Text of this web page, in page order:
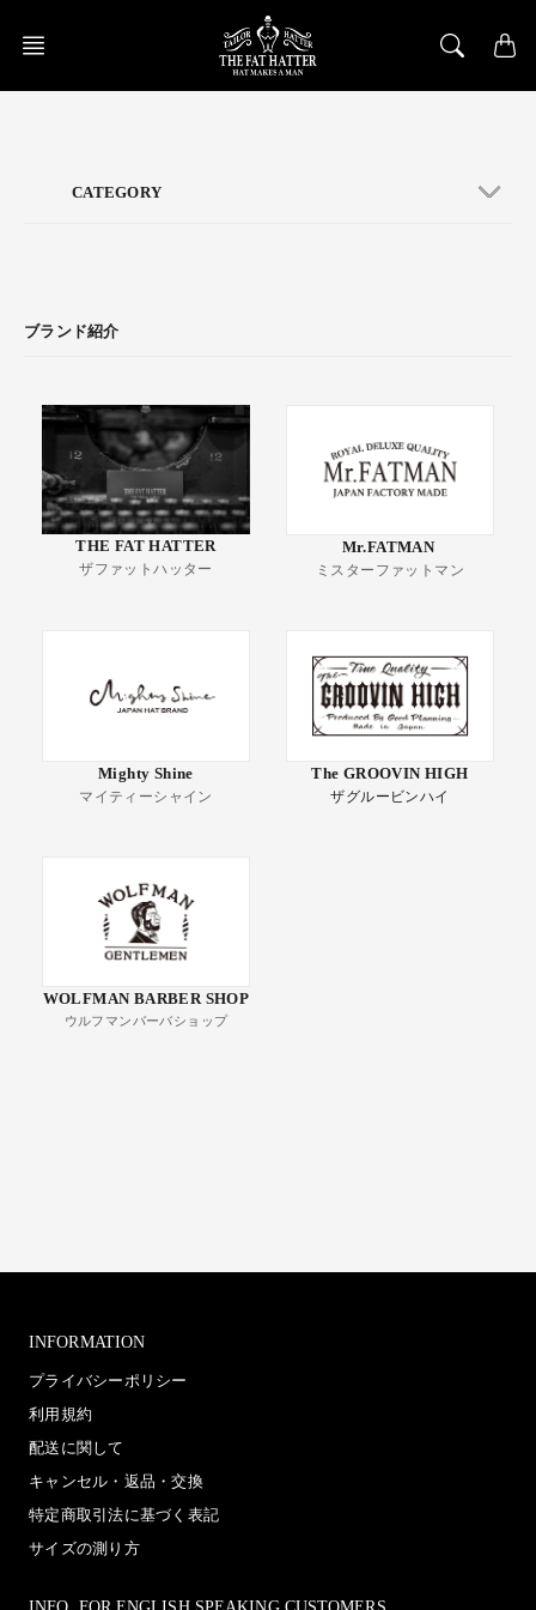
content
CATEGORY
ブランド紹介
THE FAT HATTER
ザファットハッター
Mr.FATMAN
ミスターファットマン
Mighty Shine
マイティーシャイン
The GROOVIN HIGH
ザグルービンハイ
WOLFMAN BARBER SHOP
ウルフマンバーバショップ
INFORMATION
プライバシーポリシー
利用規約
配送に関して
キャンセル・返品・交換
特定商取引法に基づく表記
サイズの測り方